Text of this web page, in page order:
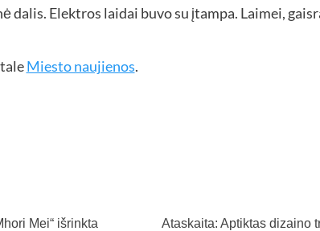
dalis. Elektros laidai buvo su įtampa. Laimei,
Miesto naujienos.
Mei“ išrinkta
Ataskaita: Aptiktas dizaino